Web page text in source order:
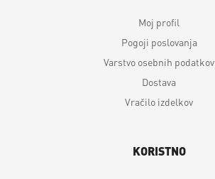
Moj profil
Pogoji poslovanja
Varstvo osebnih podatkov
Dostava
Vračilo izdelkov
KORISTNO